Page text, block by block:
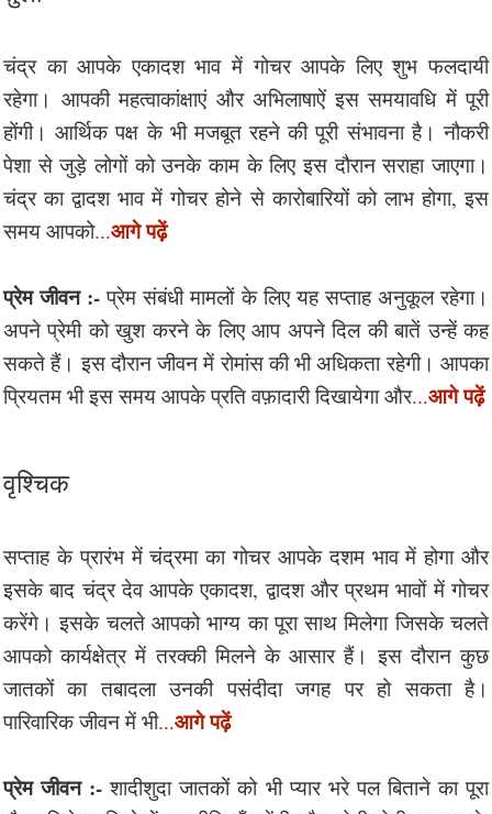
चंद्र का आपके एकादश भाव में गोचर आपके लिए शुभ फलदायी
रहेगा। आपकी महत्वाकांक्षाएं और अभिलाषाऐं इस समयावधि में पूरी
होंगी। आर्थिक पक्ष के भी मजबूत रहने की पूरी संभावना है। नौकरी
पेशा से जुड़े लोगों को उनके काम के लिए इस दौरान सराहा जाएगा।
चंद्र का द्वादश भाव में गोचर होने से कारोबारियों को लाभ होगा, इस
समय आपको...आगे पढ़ें
प्रेम जीवन :- प्रेम संबंधी मामलों के लिए यह सप्ताह अनुकूल रहेगा।
अपने प्रेमी को खुश करने के लिए आप अपने दिल की बातें उन्हें कह
सकते हैं। इस दौरान जीवन में रोमांस की भी अधिकता रहेगी। आपका
प्रियतम भी इस समय आपके प्रति वफ़ादारी दिखायेगा और...आगे पढ़ें
वृश्चिक
सप्ताह के प्रारंभ में चंद्रमा का गोचर आपके दशम भाव में होगा और
इसके बाद चंद्र देव आपके एकादश, द्वादश और प्रथम भावों में गोचर
करेंगे। इसके चलते आपको भाग्य का पूरा साथ मिलेगा जिसके चलते
आपको कार्यक्षेत्र में तरक्की मिलने के आसार हैं। इस दौरान कुछ
जातकों का तबादला उनकी पसंदीदा जगह पर हो सकता है।
पारिवारिक जीवन में भी...आगे पढ़ें
प्रेम जीवन :- शादीशुदा जातकों को भी प्यार भरे पल बिताने का पूरा